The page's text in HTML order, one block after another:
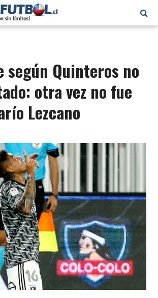
según Quinteros no
otra vez no fue
Lezcano